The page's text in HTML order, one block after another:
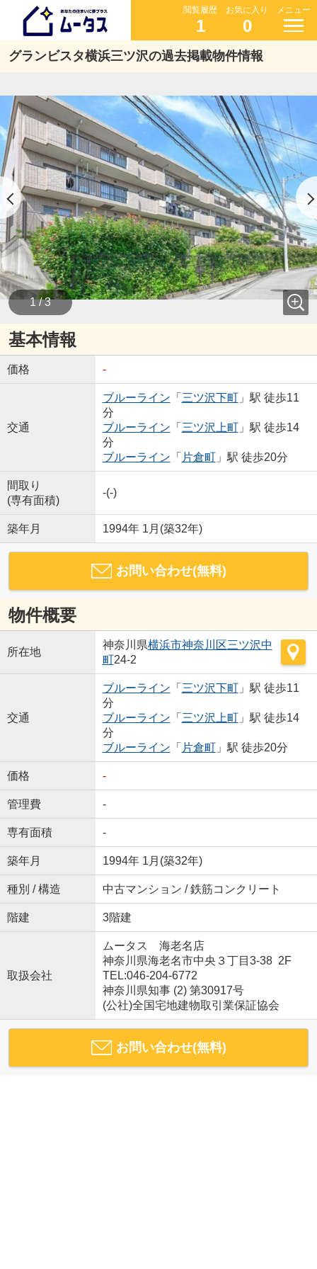
閲覧履歴
1
お気に入り
0
メニュー
グランビスタ横浜三ツ沢の過去掲載物件情報
1 / 3
基本情報
価格 -
交通
ブルーライン 「 三ツ沢下町」駅 徒歩11
分
ブルーライン 「 三ツ沢上町」駅 徒歩14
分
ブルーライン 「 片倉町」駅 徒歩20分
間取り
(専有面積)
-(-)
築年月 1994年 1月(築32年)
お問い合わせ(無料)
物件概要
所在地
神奈川県横浜市神奈川区三ツ沢中
町24-2
交通
ブルーライン 「 三ツ沢下町」駅 徒歩11
分
ブルーライン 「 三ツ沢上町」駅 徒歩14
分
ブルーライン 「 片倉町」駅 徒歩20分
価格 -
管理費 -
専有面積 -
築年月 1994年 1月(築32年)
種別 / 構造 中古マンション / 鉄筋コンクリート
階建 3階建
取扱会社
ムータス 海老名店
神奈川県海老名市中央３丁目3-38 2F
TEL:046-204-6772
神奈川県知事 (2) 第30917号
(公社)全国宅地建物取引業保証協会
お問い合わせ(無料)